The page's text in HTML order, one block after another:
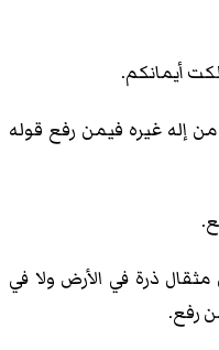
أيمانكم.
إله غيره فيمن رفع قوله
ذرة في الأرض ولا في
رفع.